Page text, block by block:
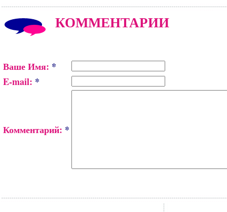
КОММЕНТАРИИ
Ваше Имя: *
E-mail: *
Комментарий: *